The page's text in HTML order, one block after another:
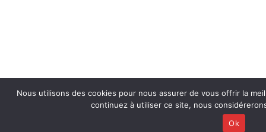
Nous utilisons des cookies pour nous assurer de vous offrir la
continuez à utiliser ce site, nous
Ok